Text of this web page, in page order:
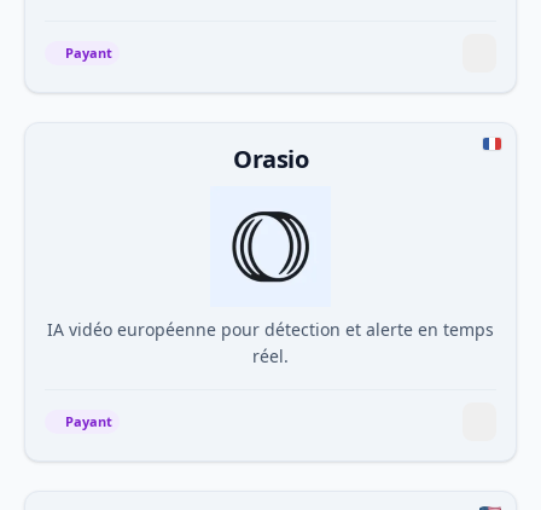
Payant
Orasio
IA vidéo européenne pour détection et alerte en temps
réel.
Payant